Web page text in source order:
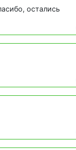
остались